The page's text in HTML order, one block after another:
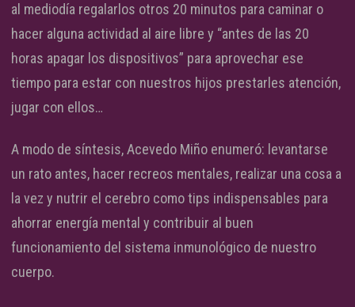
al mediodía regalarlos otros 20 minutos para caminar o
hacer alguna actividad al aire libre y “antes de las 20
horas apagar los dispositivos” para aprovechar ese
tiempo para estar con nuestros hijos prestarles atención,
jugar con ellos…
A modo de síntesis, Acevedo Miño enumeró: levantarse
un rato antes, hacer recreos mentales, realizar una cosa a
la vez y nutrir el cerebro como tips indispensables para
ahorrar energía mental y contribuir al buen
funcionamiento del sistema inmunológico de nuestro
cuerpo.